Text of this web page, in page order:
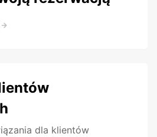
dla klientów